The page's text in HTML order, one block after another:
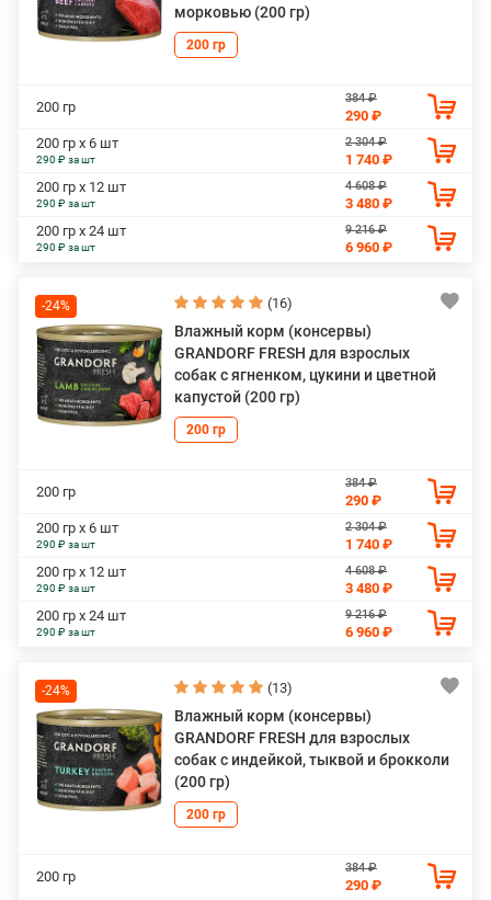
морковью (200 гр)
200 гр
200 гр
384 ₽
290 ₽
200 гр х 6 шт
290 ₽ за шт
2 304 ₽
1 740 ₽
200 гр х 12 шт
290 ₽ за шт
4 608 ₽
3 480 ₽
200 гр х 24 шт
290 ₽ за шт
9 216 ₽
6 960 ₽
-24% (16)
Влажный корм (консервы)
GRANDORF FRESH для взрослых
собак с ягненком, цукини и цветной
капустой (200 гр)
200 гр
200 гр
384 ₽
290 ₽
200 гр х 6 шт
290 ₽ за шт
2 304 ₽
1 740 ₽
200 гр х 12 шт
290 ₽ за шт
4 608 ₽
3 480 ₽
200 гр х 24 шт
290 ₽ за шт
9 216 ₽
6 960 ₽
-24% (13)
Влажный корм (консервы)
GRANDORF FRESH для взрослых
собак с индейкой, тыквой и брокколи
(200 гр)
200 гр
200 гр
384 ₽
290 ₽